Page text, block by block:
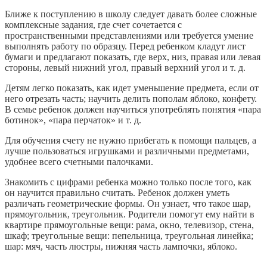
Ближе к поступлению в школу следует давать более сложные
комплексные задания, где счет сочетается с
пространственными представлениями или требуется умение
выполнять работу по образцу. Перед ребенком кладут лист
бумаги и предлагают показать, где верх, низ, правая или левая
стороны, левый нижний угол, правый верхний угол и т. д.
Детям легко показать, как идет уменьшение предмета, если от
него отрезать часть; научить делить пополам яблоко, конфету.
В семье ребенок должен научиться употреблять понятия «пара
ботинок», «пара перчаток» и т. д.
Для обучения счету не нужно прибегать к помощи пальцев, а
лучше пользоваться игрушками и различными предметами,
удобнее всего счетными палочками.
Знакомить с цифрами ребенка можно только после того, как
он научится правильно считать. Ребенок должен уметь
различать геометрические формы. Он узнает, что такое шар,
прямоугольник, треугольник. Родители помогут ему найти в
квартире прямоугольные вещи: рама, окно, телевизор, стена,
шкаф; треугольные вещи: пепельница, треугольная линейка;
шар: мяч, часть люстры, нижняя часть лампочки, яблоко.